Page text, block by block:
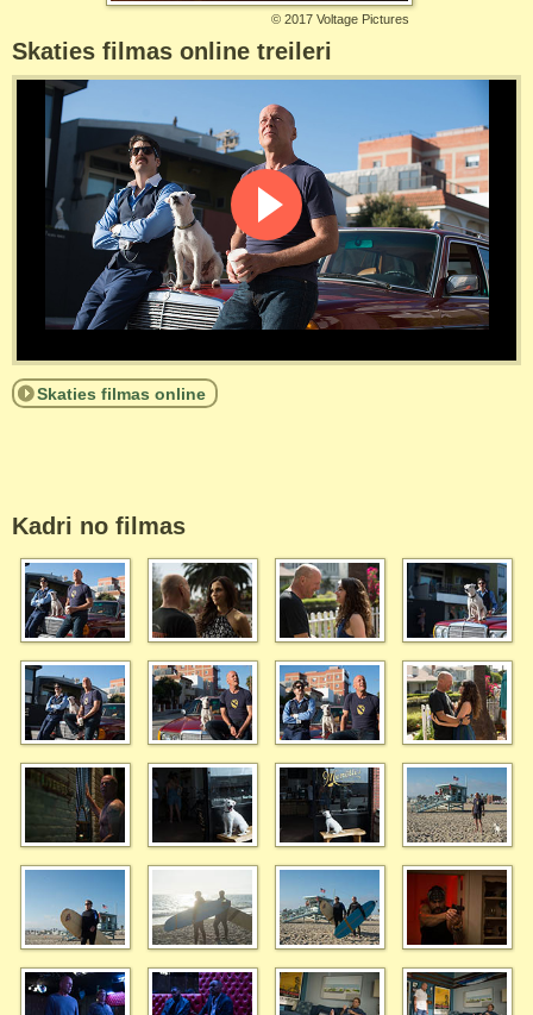
© 2017 Voltage Pictures
Skaties filmas online treileri
Skaties filmas online
Kadri no filmas